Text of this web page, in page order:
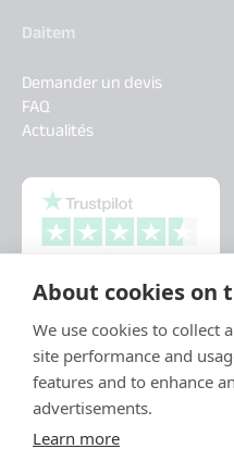
About cookies on
We use cookies to collect
site performance and
features and to enhance
advertisements.
Learn more
Daitem
Demander un devis
FAQ
Actualités